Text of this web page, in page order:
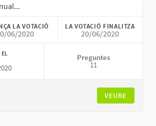
LA VOTACIÓ
06/2020
LA VOTACIÓ FINALITZA
20/06/2020
Preguntes
11
VEURE